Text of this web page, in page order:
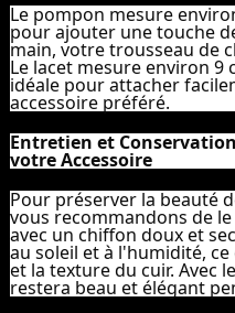
Le pompon mesure
pour ajouter une touche
main, votre trousseau de
Le lacet mesure environ
idéale pour attacher
accessoire préféré.
Entretien et
votre Accessoire
Pour préserver la beauté
vous recommandons de
avec un chiffon doux et
au soleil et à l'humidité,
et la texture du cuir. Avec
restera beau et élégant